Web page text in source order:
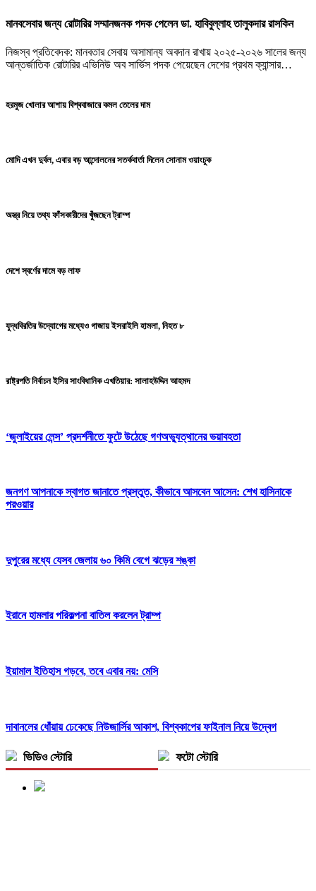
মানবসেবার জন্য রোটারির সম্মানজনক পদক পেলেন ডা. হাবিবুল্লাহ তালুকদার রাসকিন
নিজস্ব প্রতিবেদক: মানবতার সেবায় অসামান্য অবদান রাখায় ২০২৫-২০২৬ সালের জন্য
আন্তর্জাতিক রোটারির এভিনিউ অব সার্ভিস পদক পেয়েছেন দেশের প্রথম ক্যান্সার…
হরমুজ খোলার আশায় বিশ্ববাজারে কমল তেলের দাম
মোদি এখন দুর্বল, এবার বড় আন্দোলনের সতর্কবার্তা দিলেন সোনাম ওয়াংচুক
অস্ত্র নিয়ে তথ্য ফাঁসকারীদের খুঁজছেন ট্রাম্প
দেশে স্বর্ণের দামে বড় লাফ
যুদ্ধবিরতির উদ্যোগের মধ্যেও গাজায় ইসরাইলি হামলা, নিহত ৮
রাষ্ট্রপতি নির্বাচন ইসির সাংবিধানিক এখতিয়ার: সালাহউদ্দিন আহমদ
‘জুলাইয়ের লেন্স’ প্রদর্শনীতে ফুটে উঠেছে গণঅভ্যুত্থানের ভয়াবহতা
জনগণ আপনাকে স্বাগত জানাতে প্রস্তুত, কীভাবে আসবেন আসেন: শেখ হাসিনাকে
পরওয়ার
দুপুরের মধ্যে যেসব জেলায় ৬০ কিমি বেগে ঝড়ের শঙ্কা
ইরানে হামলার পরিকল্পনা বাতিল করলেন ট্রাম্প
ইয়ামাল ইতিহাস গড়বে, তবে এবার নয়: মেসি
দাবানলের ধোঁয়ায় ঢেকেছে নিউজার্সির আকাশ, বিশ্বকাপের ফাইনাল নিয়ে উদ্বেগ
ভিডিও স্টোরি ফটো স্টোরি